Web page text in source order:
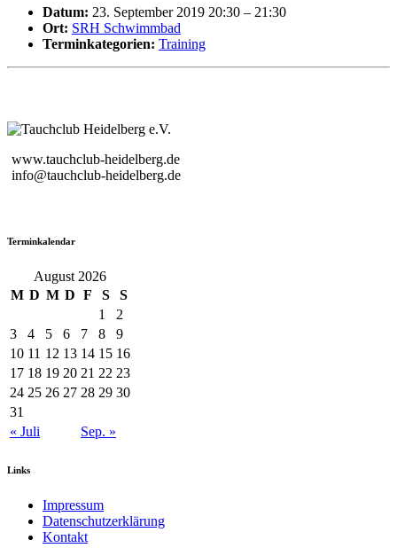
Datum: 23. September 2019 20:30 – 21:30
Ort: SRH Schwimmbad
Terminkategorien: Training
www.tauchclub-heidelberg.de
info@tauchclub-heidelberg.de
Terminkalendar
August 2026
M D M D F S
S
1
2
3
4 5 6 7 8
9
10 11 12 13 14 15 16
17 18 19 20 21 22 23
24 25 26 27 28 29 30
31
« Juli
Sep. »
Links
Impressum
Datenschutzerklärung
Kontakt